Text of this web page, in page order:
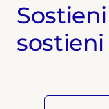
sostieni